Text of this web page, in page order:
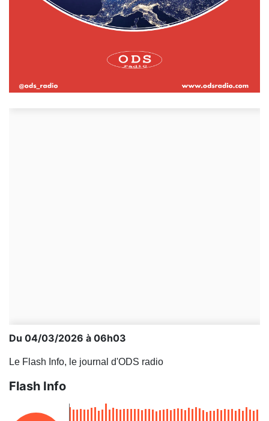
Du 04/03/2026 à 06h03
Le Flash Info, le journal d'ODS radio
Flash Info